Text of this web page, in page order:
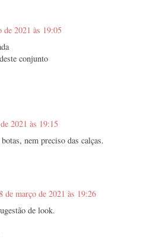
de 2021 às 19:05
conjunto
2021 às 19:15
nem preciso das calças.
de março de 2021 às 19:26
de look.